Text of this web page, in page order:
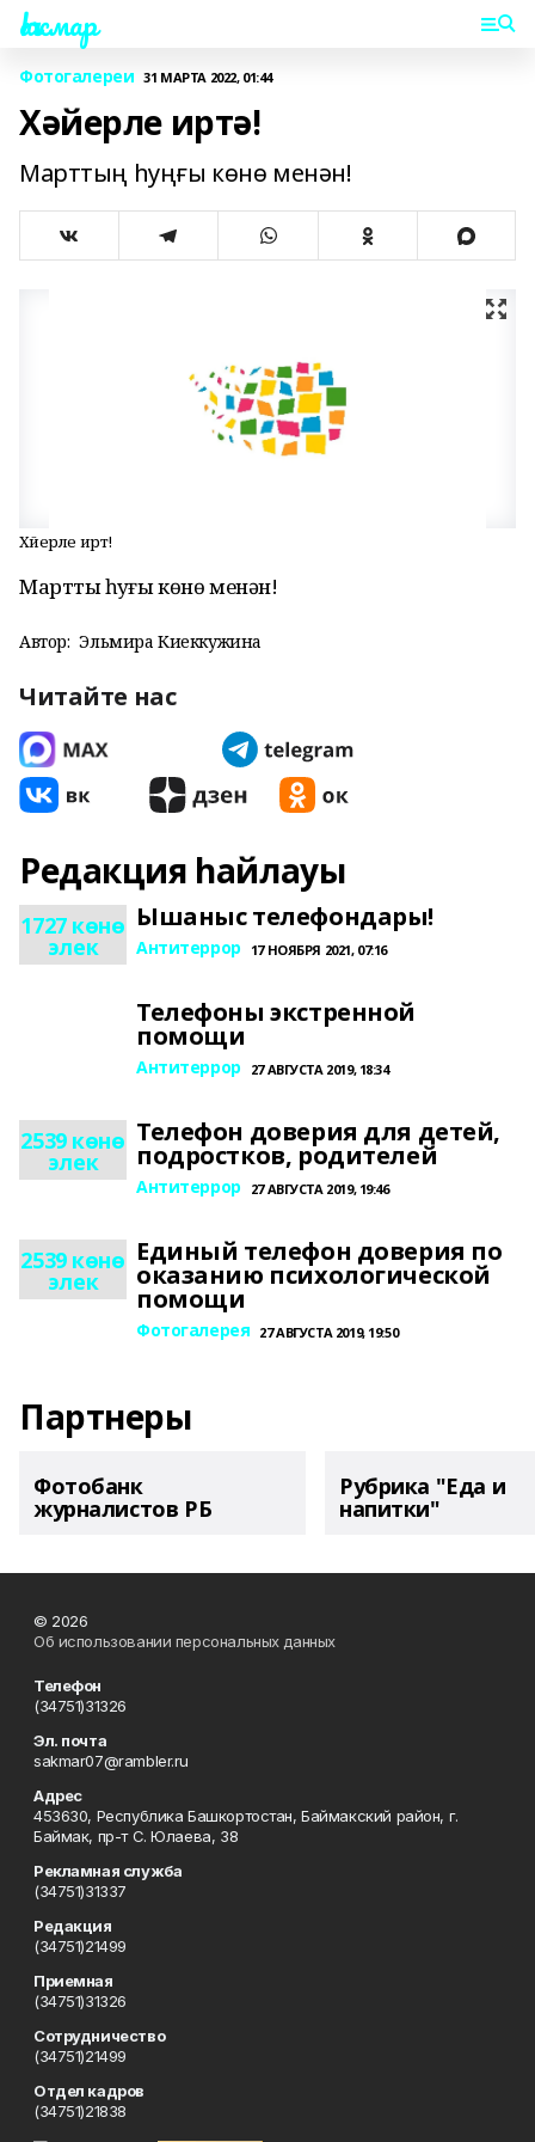
Һаҡмар
Фотогалереи 31 МАРТА 2022, 01:44
Хәйерле иртә!
Марттың һуңғы көнө менән!
Хәйерле иртә!
Марттың һуңғы көнө менән!
Автор: Эльмира Киеккужина
Читайте нас
Редакция һайлауы
1727 көнө
элек
Ышаныс телефондары!
Антитеррор 17 НОЯБРЯ 2021, 07:16
Телефоны экстренной
помощи
Антитеррор 27 АВГУСТА 2019, 18:34
2539 көнө
элек
Телефон доверия для детей,
подростков, родителей
Антитеррор 27 АВГУСТА 2019, 19:46
2539 көнө
элек
Единый телефон доверия по
оказанию психологической
помощи
Фотогалерея 27 АВГУСТА 2019, 19:50
Партнеры
Фотобанк
журналистов РБ
Рубрика "Еда и
напитки"
© 2026
Об использовании персональных данных
Телефон
(34751)31326
Эл. почта
sakmar07@rambler.ru
Адрес
453630, Республика Башкортостан, Баймакский район, г.
Баймак, пр-т С. Юлаева, 38
Рекламная служба
(34751)31337
Редакция
(34751)21499
Приемная
(34751)31326
Сотрудничество
(34751)21499
Отдел кадров
(34751)21838